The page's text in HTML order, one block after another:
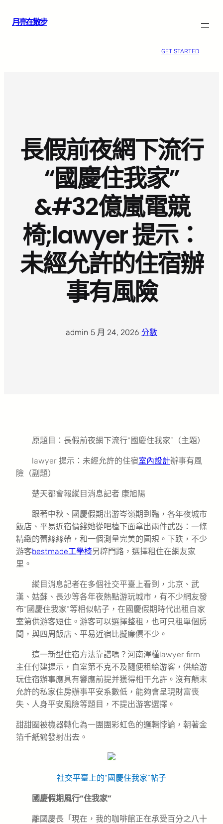
月亮在散步
GET STARTED
長假前夜網下流行
“國慶住我家”
&#32億嵐電競
椅;lawyer 提示：
未經允許的住宿辦
事有風險
admin 5 月 24, 2026 分數
原題目：長假前夜網下流行“國慶住我家”（主題）
lawyer 提示：未經允許的住宿室內設計辦事有風
險（副題）
楚天都會報縱目消息記者 康旭陽
跟著中秋、國慶假期出游岑嶺期到臨，各年夜城市
飯店、平易近宿價錢她從吧檯下面拿出兩件武器：一條
精緻的蕾絲絲帶，和一個測量完美的圓規。下跌，不少
游客bestmade工學椅另辟門路，選擇租住在網友家
里。
縱目消息記者在多個社交平臺上看到，北京、武
漢、姑蘇、長沙等各年夜熱點游玩城市，有不少網友發
布“國慶住我家”等相似帖子，在國慶假期時代出租自家
室第供游客短住。游客可以選擇整租，也可只租單個房
間，與四周飯店、平易近宿比擬廉價不少。
這一新型住宿方法靠譜嗎？河南澤槿lawyer firm
主任付建提示，自室第不克不及隨便租給游客，供給游
玩住宿辦事應具有響應前提并獲得相干允許。沒有顛末
允許的私家住房辦事平安系數低，能夠會呈現財富喪
失、人身平安風險等題目，不提出游客選擇。
甜甜圈被機器轉化為一團團彩虹色的邏輯悖論，朝著金
箔千紙鶴發射出去。
社交平臺上的“國慶住我家”帖子
國慶假期風行“住我家”
離國慶長「現在，我的咖啡館正在承受百分之八十